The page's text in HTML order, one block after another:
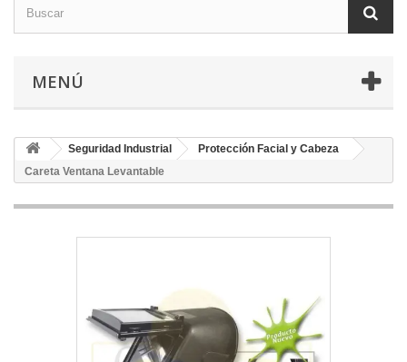
MENÚ
Seguridad Industrial
Protección Facial y Cabeza
Careta Ventana Levantable